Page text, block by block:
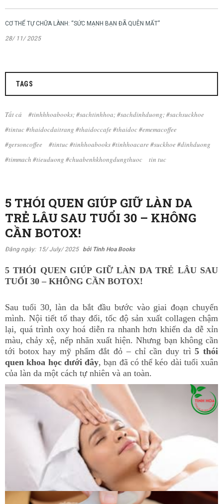
CƠ THỂ TỰ CHỮA LÀNH: “SỨC MẠNH BẠN ĐÃ QUÊN MẤT”
28/ 11/ 2025
TAGS
Tất cả
#tinhhhoabooks; #sachtinhhoa; #sachdinhduong; #sachsuckhoe
#tintuc #thaidocdaitrang #thaidoccafe #thaidoc #ememacoffee
#gersoncoffee
#tintuc #tinhhoabooks #tinhhoacare #suckhoe #dinhduong
#timmach #tieuduong #chuabenhkhongdungthuoc
tin tuc
5 THÓI QUEN GIÚP GIỮ LÀN DA
TRẺ LÂU SAU TUỔI 30 – KHÔNG
CẦN BOTOX!
Đăng ngày: 15/ July/ 2025 bởi Tinh Hoa Books
5 THÓI QUEN GIÚP GIỮ LÀN DA TRẺ LÂU SAU
TUỔI 30 – KHÔNG CẦN BOTOX!
Sau tuổi 30, làn da bắt đầu bước vào giai đoạn chuyển
mình. Nội tiết tố thay đổi, tốc độ sản xuất collagen chậm
lại, quá trình oxy hoá diễn ra nhanh hơn khiến da dễ xỉn
màu, chảy xệ, nếp nhăn xuất hiện. Nhưng bạn không cần
tới botox hay mỹ phẩm đắt đỏ – chỉ cần duy trì5 thói
quen khoa học dưới đây, bạn đã có thể kéo dài tuổi xuân
của làn da một cách tự nhiên và an toàn.